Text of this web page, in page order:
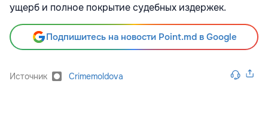
ущерб и полное покрытие судебных издержек.
Подпишитесь на новости Point.md в Google
Источник Crimemoldova